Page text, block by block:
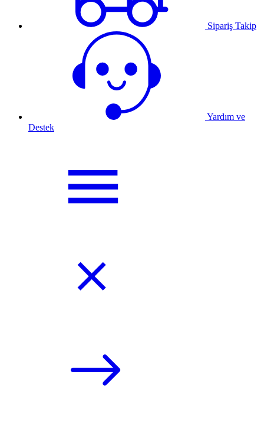
Sipariş Takip
Yardım ve
Destek